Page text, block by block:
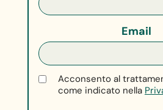
Email
Acconsento al
come indicato nella